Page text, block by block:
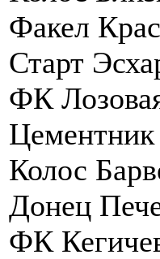
Факел
Старт
ФК
Колос
Донец
ФК